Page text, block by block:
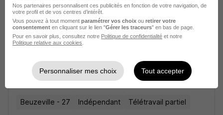
H/F
Foncia
Beuzeville - 27 Indépendant Télétravail partiel
Nos partenaires personnalisent ces publicités en fonction de votre navigation, de
votre profil et de vos centres d’intérêt.
Vous pouvez à tout moment paramétrer vos choix ou retirer votre
consentement en cliquant sur le lien "Gérer les traceurs" en bas de page.
Pour en savoir plus, consultez notre Politique de confidentialité et notre
Politique relative aux cookies
Personnaliser mes choix Tout accepter